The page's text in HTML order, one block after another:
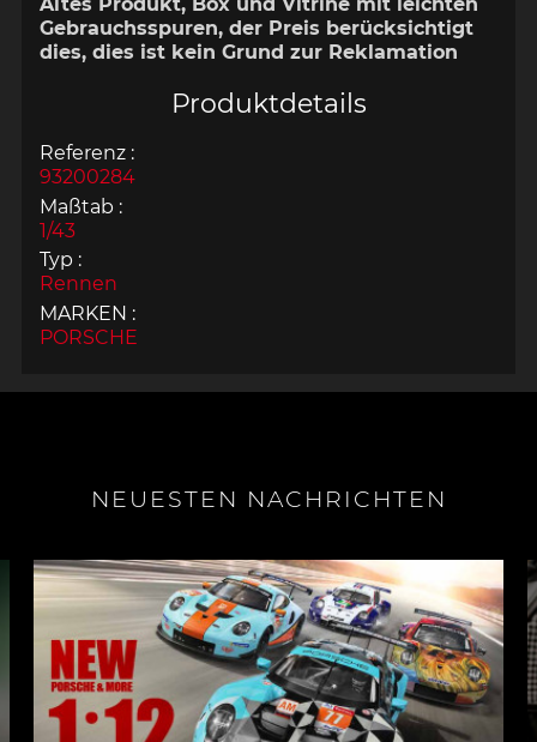
Gebrauchsspuren, der Preis berücksichtigt
dies, dies ist kein Grund zur Reklamation
Produktdetails
Referenz :
93200284
Maßtab :
1/43
Typ :
Rennen
MARKEN :
PORSCHE
NEUESTEN NACHRICHTEN